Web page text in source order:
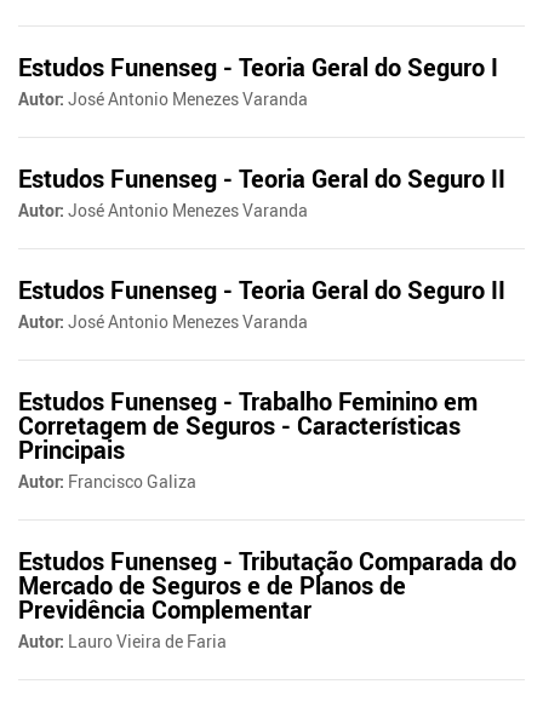
Estudos Funenseg - Teoria Geral do Seguro I
Autor: José Antonio Menezes Varanda
Estudos Funenseg - Teoria Geral do Seguro II
Autor: José Antonio Menezes Varanda
Estudos Funenseg - Teoria Geral do Seguro II
Autor: José Antonio Menezes Varanda
Estudos Funenseg - Trabalho Feminino em
Corretagem de Seguros - Características
Principais
Autor: Francisco Galiza
Estudos Funenseg - Tributação Comparada do
Mercado de Seguros e de Planos de
Previdência Complementar
Autor: Lauro Vieira de Faria